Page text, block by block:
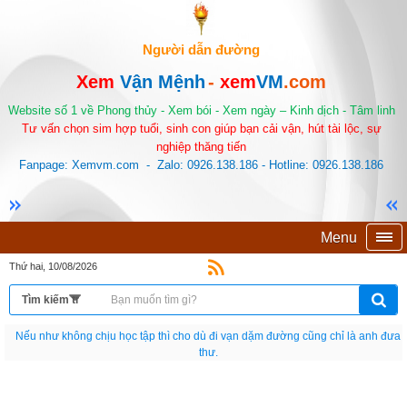
Người dẫn đường
Xem Vận Mệnh- xemVM.com
Website số 1 về Phong thủy - Xem bói - Xem ngày – Kinh dịch - Tâm linh
Tư vấn chọn sim hợp tuổi, sinh con giúp bạn cải vận, hút tài lộc, sự
nghiệp thăng tiến
Fanpage: Xemvm.com - Zalo: 0926.138.186 - Hotline: 0926.138.186
Menu
Thứ hai, 10/08/2026
Nếu như không chịu học tập thì cho dù đi vạn dặm đường cũng chỉ là anh đưa
thư.